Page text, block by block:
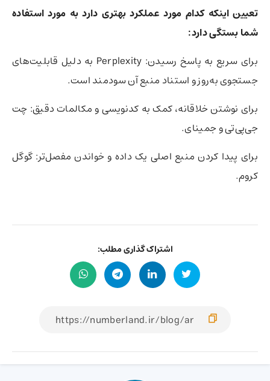
تعیین اینکه کدام مورد عملکرد بهتری دارد به مورد استفاده
شما بستگی دارد:
برای سریع به پاسخ رسیدن: Perplexity به دلیل قابلیت‌های
جستجوی به‌روز و استناد منبع آن سودمند است.
برای نوشتن خلاقانه، کمک به کدنویسی و مکالمات دقیق: چت
جی‌پی‌تی و جمینای.
برای پیدا کردن منبع اصلی یک داده و خواندن مفصل‌تر: گوگل
کروم.
اشتراک گذاری مطلب: